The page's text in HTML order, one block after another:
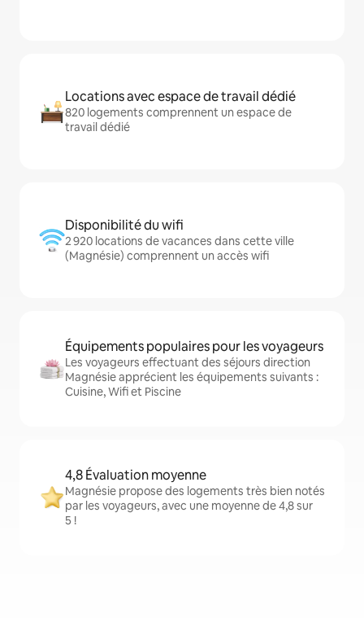
Locations avec espace de travail dédié
820 logements comprennent un espace de
travail dédié
Disponibilité du wifi
2 920 locations de vacances dans cette ville
(Magnésie) comprennent un accès wifi
Équipements populaires pour les voyageurs
Les voyageurs effectuant des séjours direction
Magnésie apprécient les équipements suivants :
Cuisine, Wifi et Piscine
4,8 Évaluation moyenne
Magnésie propose des logements très bien notés
par les voyageurs, avec une moyenne de 4,8 sur
5 !